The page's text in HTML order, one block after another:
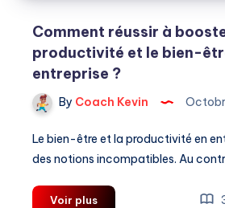
Comment réussir à
productivité et le bien-
entreprise ?
By Coach Kevin
Le bien-être et la productivité en
des notions incompatibles. Au
Voir plusComment